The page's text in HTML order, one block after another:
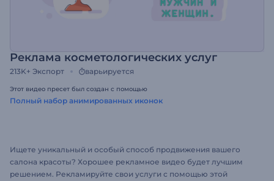
Реклама косметологических услуг
213K+ Экспорт варьируется
Этот видео пресет был создан с помощью
Полный набор анимированных иконок
Ищете уникальный и особый способ продвижения вашего
салона красоты? Хорошее рекламное видео будет лучшим
решением. Рекламируйте свои услуги с помощью этой